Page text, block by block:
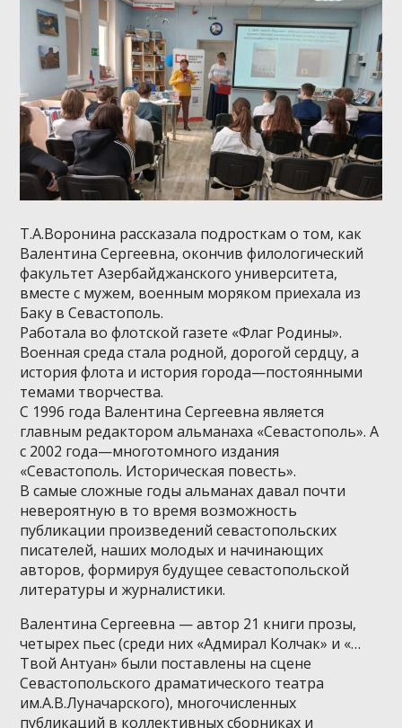
Т.А.Воронина рассказала подросткам о том, как
Валентина Сергеевна, окончив филологический
факультет Азербайджанского университета,
вместе с мужем, военным моряком приехала из
Баку в Севастополь.
Работала во флотской газете «Флаг Родины».
Военная среда стала родной, дорогой сердцу, а
история флота и история города—постоянными
темами творчества.
С 1996 года Валентина Сергеевна является
главным редактором альманаха «Севастополь». А
с 2002 года—многотомного издания
«Севастополь. Историческая повесть».
В самые сложные годы альманах давал почти
невероятную в то время возможность
публикации произведений севастопольских
писателей, наших молодых и начинающих
авторов, формируя будущее севастопольской
литературы и журналистики.
Валентина Сергеевна — автор 21 книги прозы,
четырех пьес (среди них «Адмирал Колчак» и «…
Твой Антуан» были поставлены на сцене
Севастопольского драматического театра
им.А.В.Луначарского), многочисленных
публикаций в коллективных сборниках и